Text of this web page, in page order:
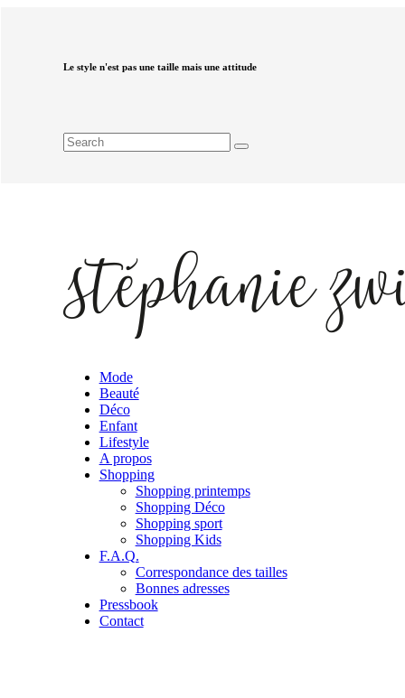
Le style n'est pas une taille mais une attitude
Mode
Beauté
Déco
Enfant
Lifestyle
A propos
Shopping
Shopping printemps
Shopping Déco
Shopping sport
Shopping Kids
F.A.Q.
Correspondance des tailles
Bonnes adresses
Pressbook
Contact